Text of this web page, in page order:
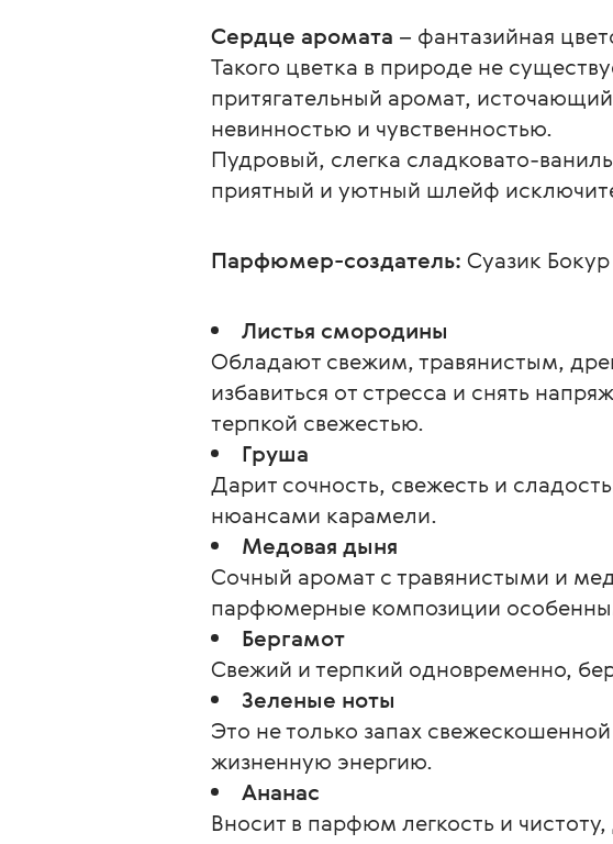
Сердце аромата – фантазийная
Такого цветка в природе не
притягательный аромат,
невинностью и чувственностью.
Пудровый, слегка сладковато-
приятный и уютный шлейф
Парфюмер-создатель: Суазик
Листья смородины
Обладают свежим, травянистым,
избавиться от стресса и снять
терпкой свежестью.
Груша
Дарит сочность, свежесть и
нюансами карамели.
Медовая дыня
Сочный аромат с травянистыми и
парфюмерные композиции
Бергамот
Свежий и терпкий одновременно,
Зеленые ноты
Это не только запах
жизненную энергию.
Ананас
Вносит в парфюм легкость и